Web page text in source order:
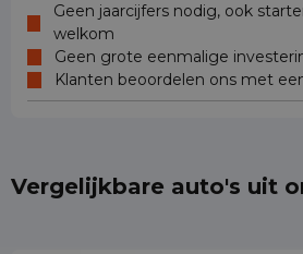
Geen jaarcijfers nodig, ook
welkom
Geen grote eenmalige
Klanten beoordelen ons met
Vergelijkbare auto's uit